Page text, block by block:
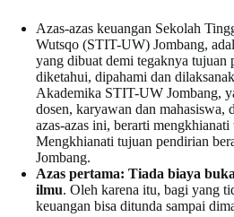
Azas-azas keuangan Sekolah
Wutsqo (STIT-UW) Jombang,
yang dibuat demi tegaknya tujuan
diketahui, dipahami dan
Akademika STIT-UW Jombang,
dosen, karyawan dan mahasiswa,
azas-azas ini, berarti
Mengkhianati tujuan pendirian
Jombang.
Azas pertama: Tiada biaya
ilmu. Oleh karena itu, bagi yang
keuangan bisa ditunda sampai